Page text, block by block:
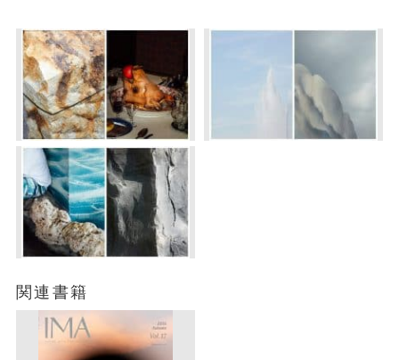
関連書籍